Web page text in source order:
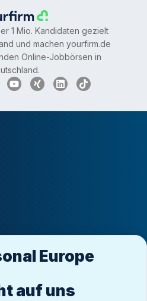
1 Mio. Kandidaten gezielt
und machen yourfirm.de
Online-Jobbörsen in
Europe
auf uns